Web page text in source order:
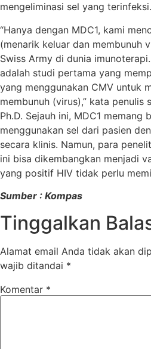
mengeliminasi sel yang terinfeksi.
“Hanya dengan MDC1, kami
(menarik keluar dan membunuh
Swiss Army di dunia
adalah studi pertama yang
yang menggunakan CMV untuk
membunuh (virus),” kata penulis
Ph.D. Sejauh ini, MDC1
menggunakan sel dari pasien
secara klinis. Namun, para
ini bisa dikembangkan menjadi
yang positif HIV tidak perlu
Sumber : Kompas
Tinggalkan
Alamat email Anda tidak akan
wajib ditandai *
Komentar *